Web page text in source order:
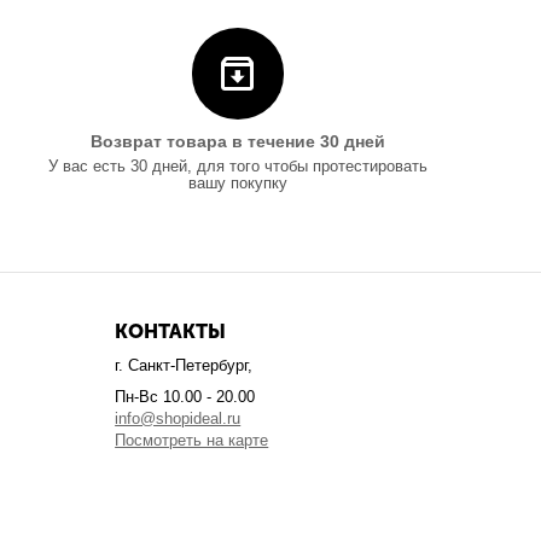
Возврат товара в течение 30 дней
У вас есть 30 дней, для того чтобы протестировать
вашу покупку
КОНТАКТЫ
г. Санкт-Петербург,
Пн-Вс 10.00 - 20.00
info@shopideal.ru
Посмотреть на карте